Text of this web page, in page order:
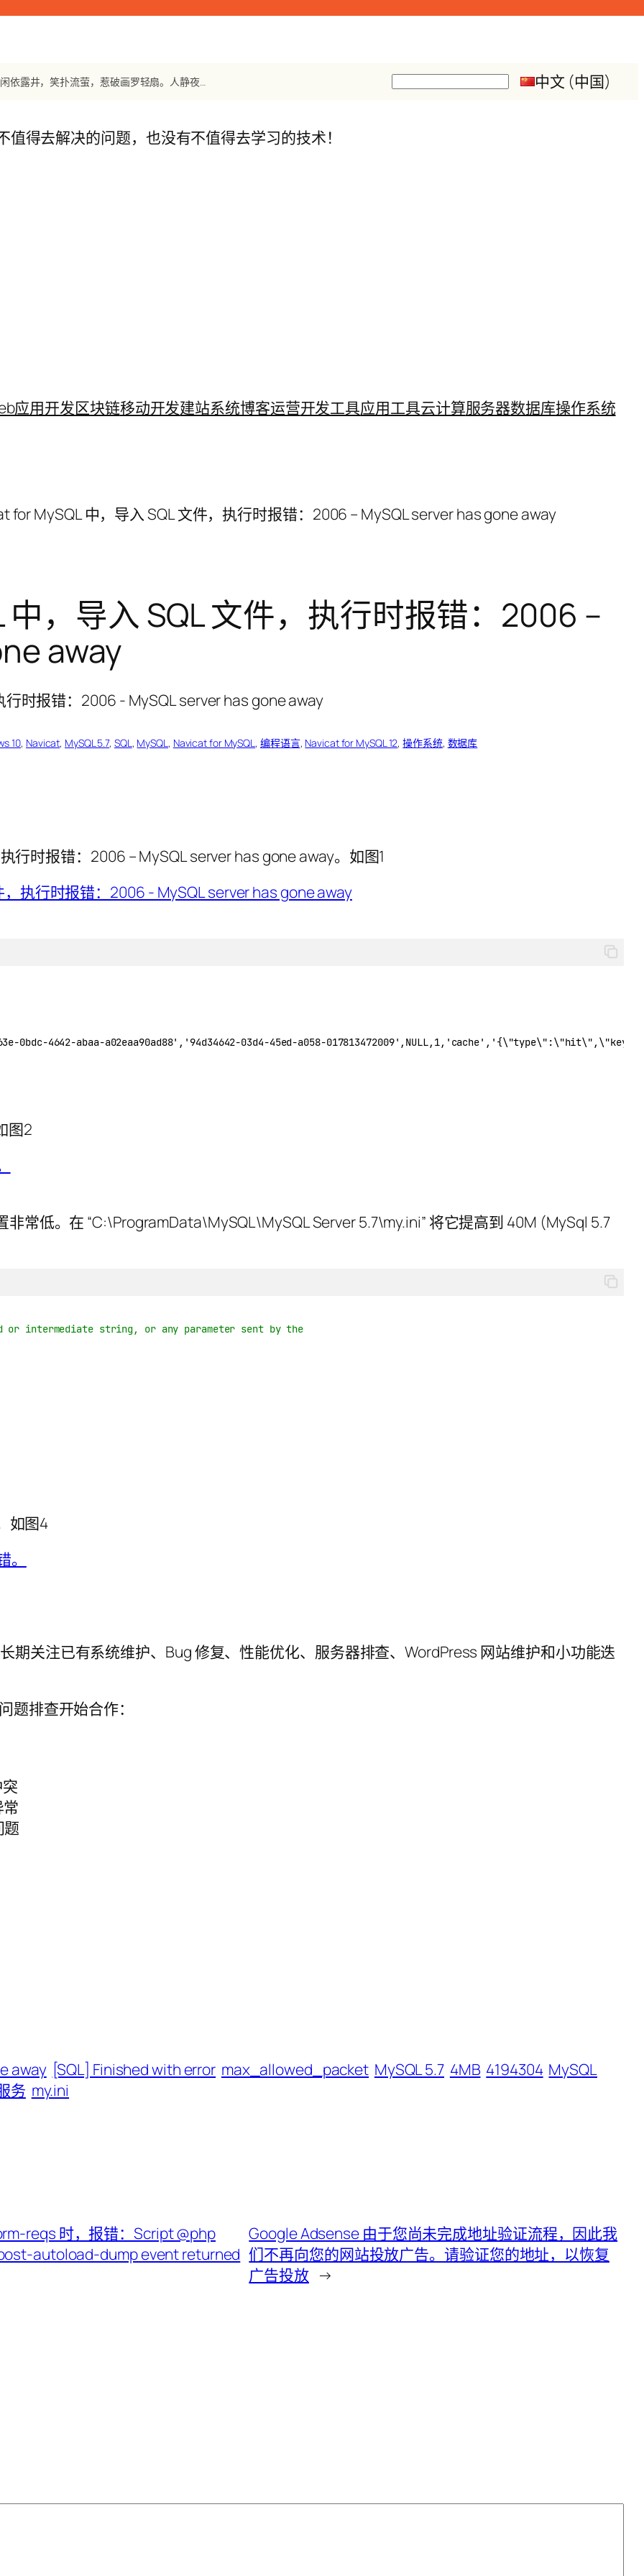
【宋词】《过秦楼》 周邦彦：水浴清蟾，叶喧凉吹，巷陌马声初断。闲依露井，笑扑流萤，惹破画罗轻扇。人静夜久凭阑，愁不归眠，立残更箭。叹年华一瞬，
搜
中文 (中国)
值得去解决的问题，也没有不值得去学习的技术！
应用开发区块链移动开发建站系统博客运营开发工具应用工具云计算服务器数据库操作系统
for MySQL 中，导入 SQL 文件，执行时报错：2006 – MySQL server has gone away
，导入 SQL 文件，执行时报错：2006 –
away
10, Navicat, MySQL 5.7, SQL, MySQL, Navicat for MySQL, 编程语言, Navicat for MySQL 12, 操作系统, 数据库
行时报错：2006 – MySQL server has gone away。如图1
0bdc-4642-abaa-a02eaa90ad88','94d34642-03d4-45ed-a058-
图2
常低。在 “C:\ProgramData\MySQL\MySQL Server 5.7\my.ini” 将它提高到 40M (MySql 5.7
or intermediate string, or any parameter sent by the
如图4
期关注已有系统维护、Bug 修复、性能优化、服务器排查、WordPress 网站维护和小功能迭
题排查开始合作：
题
away [SQL] Finished with error max_allowed_packet MySQL 5.7 4MB 4194304 MySQL
务 my.ini
reqs 时，报错：Script @php
autoload-dump event returned
Google Adsense 由于您尚未完成地址验证流程，因此我
们不再向您的网站投放广告。请验证您的地址，以恢复
广告投放 →